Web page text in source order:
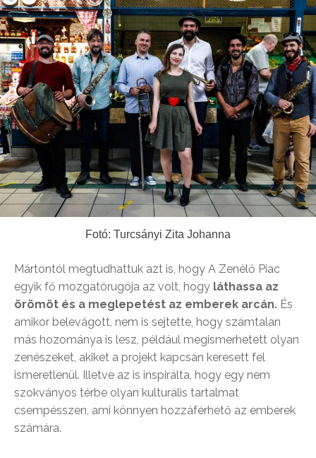
Fotó: Turcsányi Zita Johanna
Mártontól megtudhattuk azt is, hogy A Zenélő Piac
egyik fő mozgatórugója az volt, hogy láthassa az
örömöt és a meglepetést az emberek arcán. És
amikor belevágott, nem is sejtette, hogy számtalan
más hozománya is lesz, például megismerhetett olyan
zenészeket, akiket a projekt kapcsán keresett fel
ismeretlenül. Illetve az is inspirálta, hogy egy nem
szokványos térbe olyan kulturális tartalmat
csempésszen, ami könnyen hozzáférhető az emberek
számára.